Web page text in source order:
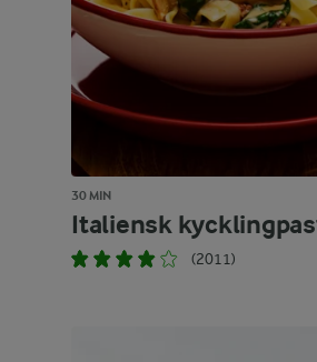
30 MIN
Italiensk
(2011)